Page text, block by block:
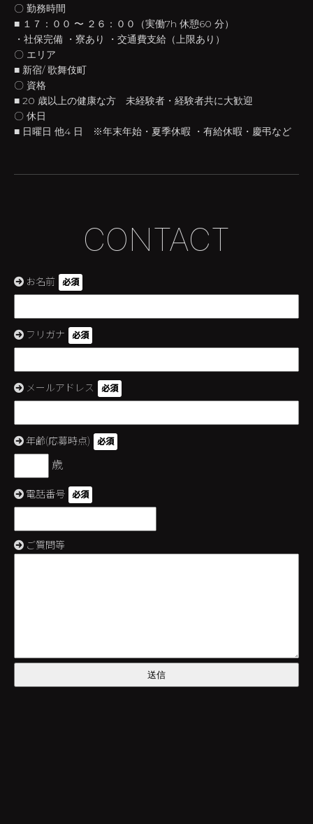
〇 勤務時間
■ １７：００ 〜 ２６：００（実働7h 休憩60 分）
・社保完備 ・寮あり ・交通費支給（上限あり）
〇 エリア
■ 新宿/ 歌舞伎町
〇 資格
■ 20 歳以上の健康な方 未経験者・経験者共に大歓迎
〇 休日
■ 日曜日 他4 日 ※年末年始・夏季休暇 ・有給休暇・慶弔など
CONTACT
お名前 必須
フリガナ 必須
メールアドレス 必須
年齢(応募時点) 必須
歳
電話番号 必須
ご質問等